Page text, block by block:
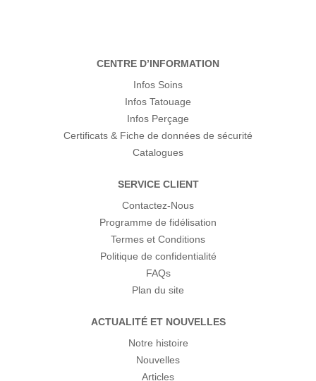
CENTRE D’INFORMATION
Infos Soins
Infos Tatouage
Infos Perçage
Certificats & Fiche de données de sécurité
Catalogues
SERVICE CLIENT
Contactez-Nous
Programme de fidélisation
Termes et Conditions
Politique de confidentialité
FAQs
Plan du site
ACTUALITÉ ET NOUVELLES
Notre histoire
Nouvelles
Articles